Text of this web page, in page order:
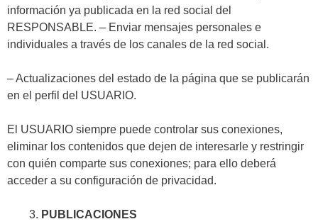
información ya publicada en la red social del
RESPONSABLE. – Enviar mensajes personales e
individuales a través de los canales de la red social.
– Actualizaciones del estado de la página que se publicarán
en el perfil del USUARIO.
El USUARIO siempre puede controlar sus conexiones,
eliminar los contenidos que dejen de interesarle y restringir
con quién comparte sus conexiones; para ello deberá
acceder a su configuración de privacidad.
PUBLICACIONES